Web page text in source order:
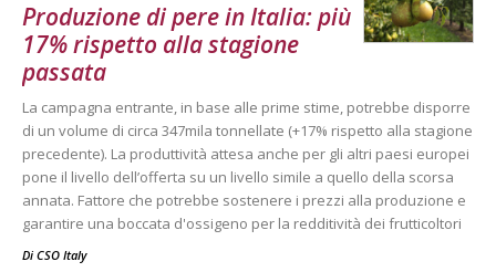
Produzione di pere in Italia: più
17% rispetto alla stagione
passata
La campagna entrante, in base alle prime stime, potrebbe disporre
di un volume di circa 347mila tonnellate (+17% rispetto alla stagione
precedente). La produttività attesa anche per gli altri paesi europei
pone il livello dell’offerta su un livello simile a quello della scorsa
annata. Fattore che potrebbe sostenere i prezzi alla produzione e
garantire una boccata d'ossigeno per la redditività dei frutticoltori
Di CSO Italy